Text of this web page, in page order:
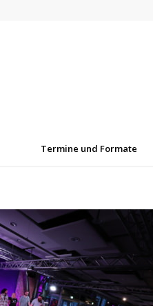
Termine und Formate